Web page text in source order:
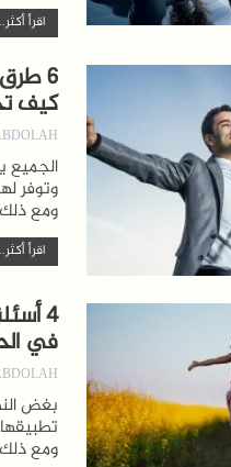
اقرأ
6
كيف
الجميع
وتوفر
ومع ذلك
اقرأ
4
في
بغض
ومع